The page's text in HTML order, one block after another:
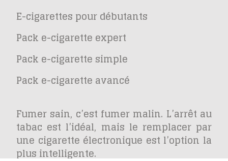
E-cigarettes pour débutants
Pack e-cigarette expert
Pack e-cigarette simple
Pack e-cigarette avancé
Fumer sain, c’est fumer malin. L’arrêt au
tabac est l’idéal, mais le remplacer par
une cigarette électronique est l’option la
plus intelligente.